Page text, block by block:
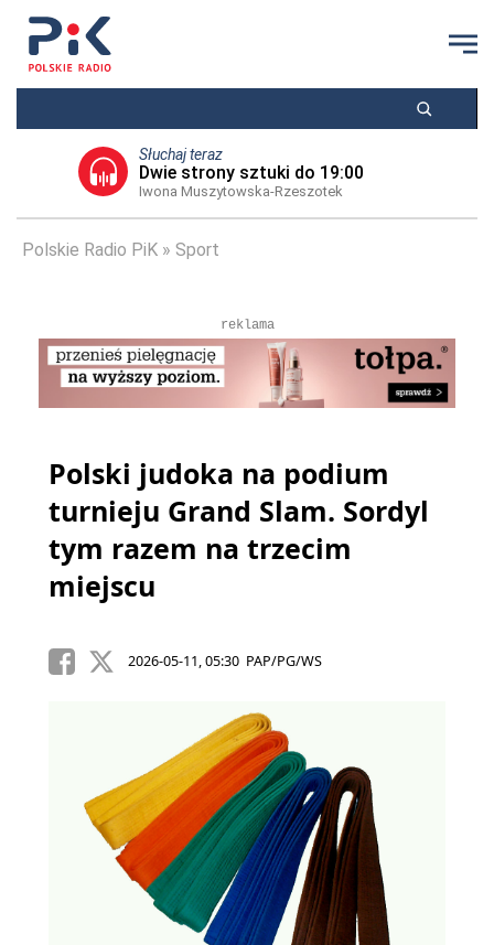
Słuchaj teraz
Dwie strony sztuki do 19:00
Iwona Muszytowska-Rzeszotek
Polskie Radio PiK Sport
reklama
Polski judoka na podium
turnieju Grand Slam. Sordyl
tym razem na trzecim
miejscu
2026-05-11, 05:30 PAP/PG/WS